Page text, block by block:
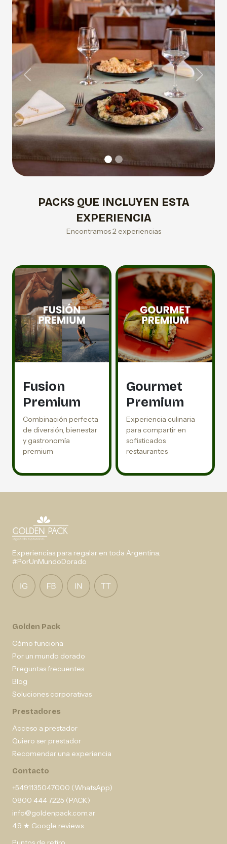
Previous Next
PACKS QUE INCLUYEN ESTA
EXPERIENCIA
Encontramos 2 experiencias
Fusion
Premium
Combinación perfecta
de diversión, bienestar
y gastronomía
premium
Gourmet
Premium
Experiencia culinaria
para compartir en
sofisticados
restaurantes
Experiencias para regalar en toda Argentina.
#PorUnMundoDorado
Golden Pack
Cómo funciona
Por un mundo dorado
Preguntas frecuentes
Blog
Soluciones corporativas
Prestadores
Acceso a prestador
Quiero ser prestador
Recomendar una experiencia
Contacto
+5491135047000 (WhatsApp)
0800 444 7225 (PACK)
info@goldenpack.com.ar
4,9 ★ Google reviews